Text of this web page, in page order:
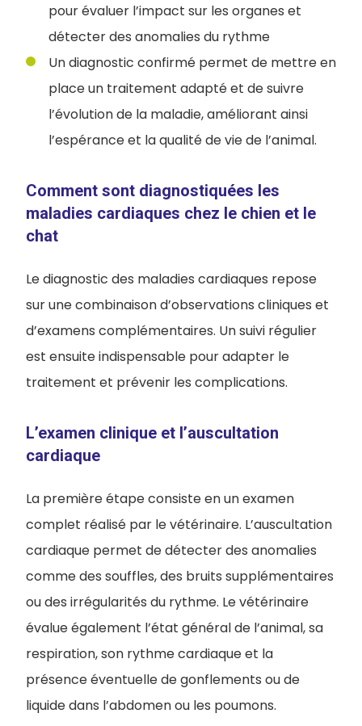
pour évaluer l’impact sur les organes et
détecter des anomalies du rythme
Un diagnostic confirmé permet de mettre en
place un traitement adapté et de suivre
l’évolution de la maladie, améliorant ainsi
l’espérance et la qualité de vie de l’animal.
Comment sont diagnostiquées les
maladies cardiaques chez le chien et le
chat
Le diagnostic des maladies cardiaques repose
sur une combinaison d’observations cliniques et
d’examens complémentaires. Un suivi régulier
est ensuite indispensable pour adapter le
traitement et prévenir les complications.
L’examen clinique et l’auscultation
cardiaque
La première étape consiste en un examen
complet réalisé par le vétérinaire. L’auscultation
cardiaque permet de détecter des anomalies
comme des souffles, des bruits supplémentaires
ou des irrégularités du rythme. Le vétérinaire
évalue également l’état général de l’animal, sa
respiration, son rythme cardiaque et la
présence éventuelle de gonflements ou de
liquide dans l’abdomen ou les poumons.